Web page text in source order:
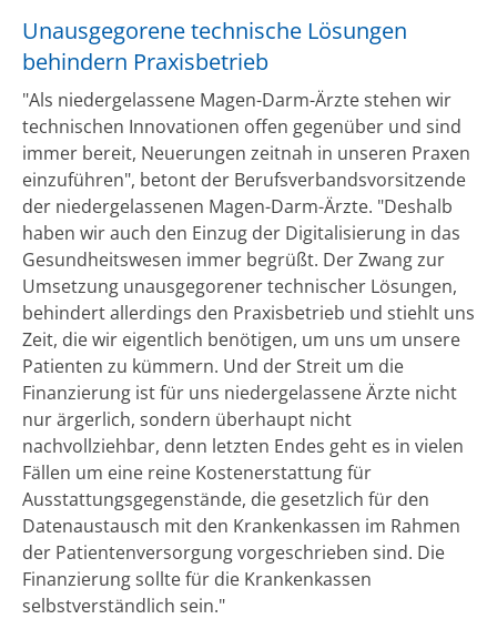
Unausgegorene technische Lösungen
behindern Praxisbetrieb
"Als niedergelassene Magen-Darm-Ärzte stehen wir
technischen Innovationen offen gegenüber und sind
immer bereit, Neuerungen zeitnah in unseren Praxen
einzuführen", betont der Berufsverbandsvorsitzende
der niedergelassenen Magen-Darm-Ärzte. "Deshalb
haben wir auch den Einzug der Digitalisierung in das
Gesundheitswesen immer begrüßt. Der Zwang zur
Umsetzung unausgegorener technischer Lösungen,
behindert allerdings den Praxisbetrieb und stiehlt uns
Zeit, die wir eigentlich benötigen, um uns um unsere
Patienten zu kümmern. Und der Streit um die
Finanzierung ist für uns niedergelassene Ärzte nicht
nur ärgerlich, sondern überhaupt nicht
nachvollziehbar, denn letzten Endes geht es in vielen
Fällen um eine reine Kostenerstattung für
Ausstattungsgegenstände, die gesetzlich für den
Datenaustausch mit den Krankenkassen im Rahmen
der Patientenversorgung vorgeschrieben sind. Die
Finanzierung sollte für die Krankenkassen
selbstverständlich sein."